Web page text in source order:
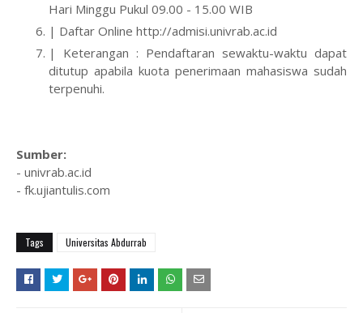
Hari Minggu Pukul 09.00 - 15.00 WIB
| Daftar Online http://admisi.univrab.ac.id
| Keterangan : Pendaftaran sewaktu-waktu dapat
ditutup apabila kuota penerimaan mahasiswa sudah
terpenuhi.
Sumber:
- univrab.ac.id
- fk.ujiantulis.com
Tags Universitas Abdurrab